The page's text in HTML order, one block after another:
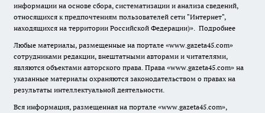
информации на основе сбора, систематизации и анализа сведений,
относящихся к предпочтениям пользователей сети "Интернет",
находящихся на территории Российской Федерации)». Подробнее
Любые материалы, размещенные на портале «www.gazeta45.com»
сотрудниками редакции, внештатными авторами и читателями,
являются объектами авторского права. Права «www.gazeta45.com» на
указанные материалы охраняются законодательством о правах на
результаты интеллектуальной деятельности.
Вся информация, размещенная на портале «www.gazeta45.com»,